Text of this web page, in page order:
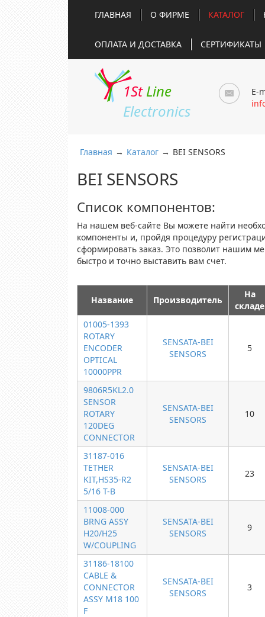
ГЛАВНАЯ О ФИРМЕ КАТАЛОГ
ОПЛАТА И ДОСТАВКА СЕРТИФИКАТЫ
1St Line
Electronics
E-
Главная → Каталог → BEI SENSORS
BEI SENSORS
Список компонентов:
На нашем веб-сайте Вы можете найти
компоненты и, пройдя процедуру
сформировать заказ. Это позволит нашим
быстро и точно выставить вам счет.
Название Производитель
На
складе
01005-1393
ROTARY
ENCODER
OPTICAL
10000PPR
SENSATA-BEI
SENSORS
5
9806R5KL2.0
SENSOR
ROTARY
120DEG
CONNECTOR
SENSATA-BEI
SENSORS
10
31187-016
TETHER
KIT,HS35-R2
5/16 T-B
SENSATA-BEI
SENSORS
23
11008-000
BRNG ASSY
H20/H25
W/COUPLING
SENSATA-BEI
SENSORS
9
31186-18100
CABLE &
CONNECTOR
ASSY M18 100
F
SENSATA-BEI
SENSORS
3